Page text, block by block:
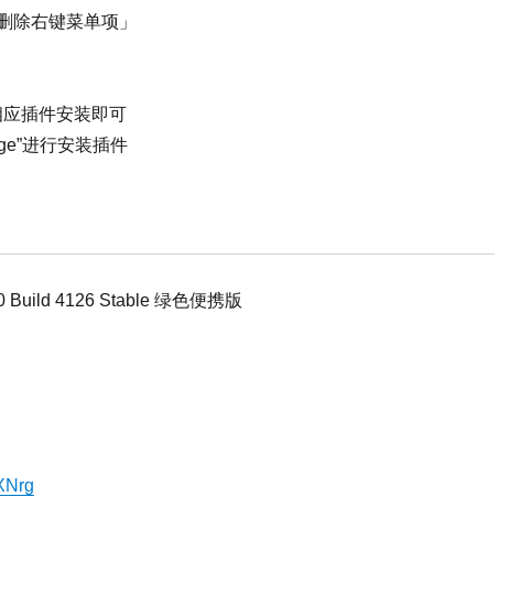
除右键菜单项」
插件安装即可
进行安装插件
Build 4126 Stable 绿色便携版